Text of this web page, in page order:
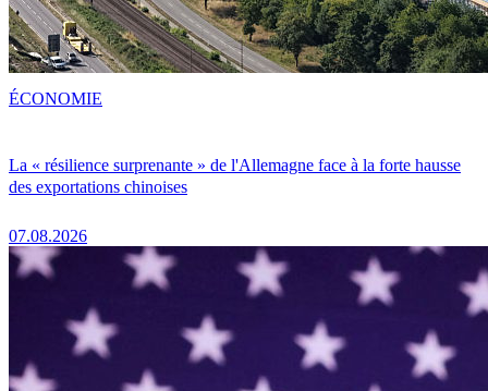
La « résilience surprenante » de l'Allemagne face à la forte hausse
des exportations chinoises
07.08.2026
ÉCONOMIE